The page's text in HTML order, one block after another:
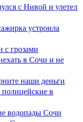
с Нивой и улетел
устроила
грозами
в Сочи и не
наши деньги
в
водопады Сочи